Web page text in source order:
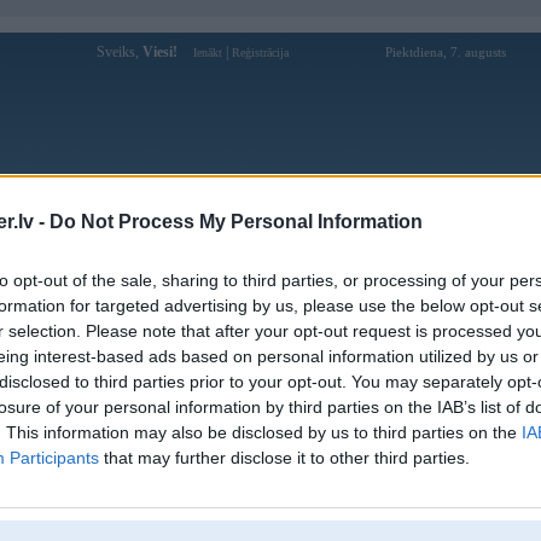
- Do Not Process My Personal Information
opt-out of the sale, sharing to third parties, or processing of your
for targeted advertising by us, please use the below opt-out
selection. Please note that after your opt-out request is processed
interest-based ads based on personal information utilized by us
to third parties prior to your opt-out. You may separately
of your personal information by third parties on the IAB’s list of
This information may also be disclosed by us to third parties on the
Participants that may further disclose it to other third parties.
Sveiks, Viesi! Ienākt Reģistrācija Piektdiena, 7. augusts
Forums Galerijas Reģistrācija Lietotāji
Lietotāja uldisra profils
Pēdējo reizi manīts: 19. Jan 2015, 19:24
Lietotājvārds:
uldisra
Pilsēta:
Ludza
Braucu ar:
92’ BMW 318i
Nodarbošanās:
Datoru remonts
Ziņojumi forumā:
21